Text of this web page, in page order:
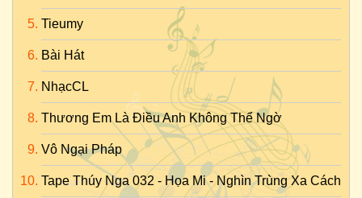
Tieumy
Bài Hát
NhạcCL
Thương Em Là Điều Anh Không Thể Ngờ
Vô Ngại Pháp
Tape Thúy Nga 032 - Họa Mi - Nghìn Trùng Xa Cách